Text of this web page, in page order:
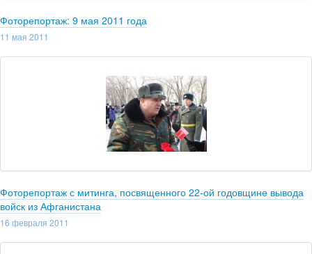
Фоторепортаж: 9 мая 2011 года
11 мая 2011
Фоторепортаж с митинга, посвященного 22-ой годовщине вывода
войск из Афганистана
16 февраля 2011